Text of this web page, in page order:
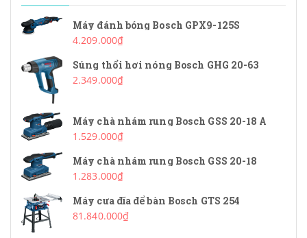
Máy đánh bóng Bosch GPX9-125S
4.209.000₫
Súng thổi hơi nóng Bosch GHG 20-63
2.349.000₫
Máy chà nhám rung Bosch GSS 20-18 A
1.529.000₫
Máy chà nhám rung Bosch GSS 20-18
1.283.000₫
Máy cưa đĩa để bàn Bosch GTS 254
81.840.000₫